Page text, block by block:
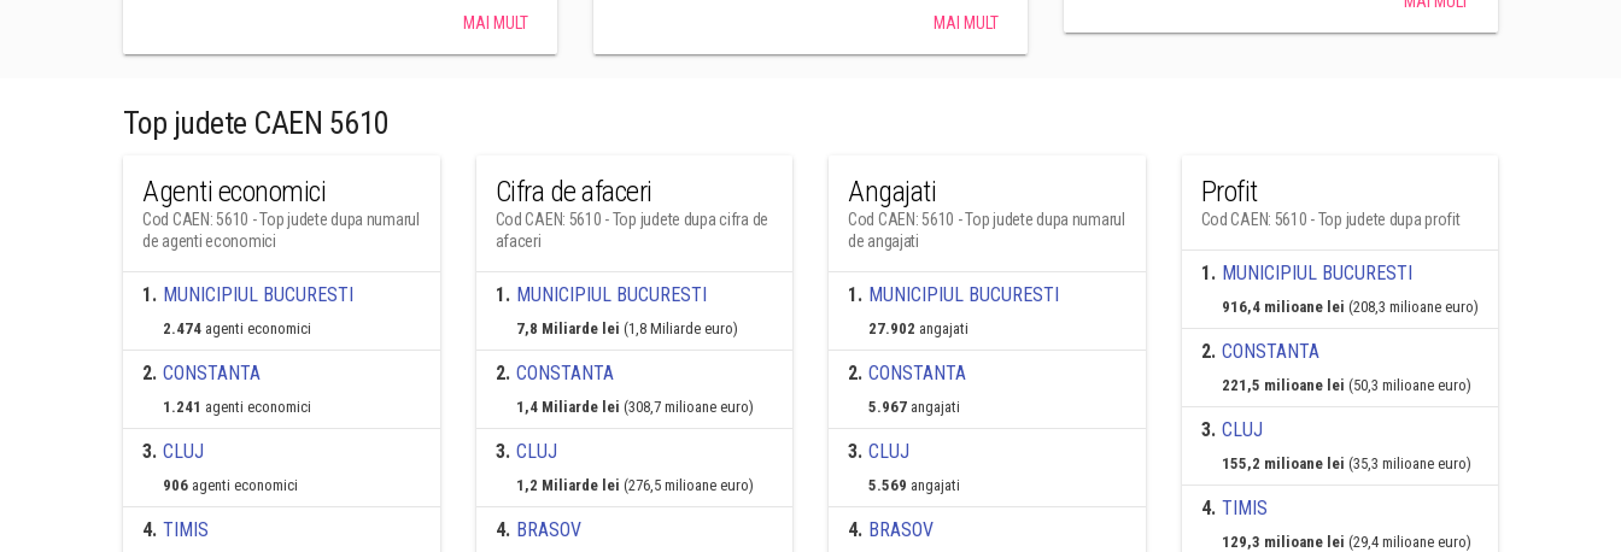
MAI MULT MAI MULT
Top judete CAEN 5610
Agenti economici
Cod CAEN: 5610 - Top judete dupa numarul
de agenti economici
1. MUNICIPIUL BUCURESTI
2.474 agenti economici
2. CONSTANTA
1.241 agenti economici
3. CLUJ
906 agenti economici
4. TIMIS
Cifra de afaceri
Cod CAEN: 5610 - Top judete dupa cifra de
afaceri
1. MUNICIPIUL BUCURESTI
7,8 Miliarde lei (1,8 Miliarde euro)
2. CONSTANTA
1,4 Miliarde lei (308,7 milioane euro)
3. CLUJ
1,2 Miliarde lei (276,5 milioane euro)
4. BRASOV
Angajati
Cod CAEN: 5610 - Top judete dupa numarul
de angajati
1. MUNICIPIUL BUCURESTI
27.902 angajati
2. CONSTANTA
5.967 angajati
3. CLUJ
5.569 angajati
4. BRASOV
Profit
Cod CAEN: 5610 - Top judete dupa profit
1. MUNICIPIUL BUCURESTI
916,4 milioane lei (208,3 milioane euro)
2. CONSTANTA
221,5 milioane lei (50,3 milioane euro)
3. CLUJ
155,2 milioane lei (35,3 milioane euro)
4. TIMIS
129,3 milioane lei (29,4 milioane euro)